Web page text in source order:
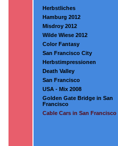
Herbstliches
Hamburg 2012
Misdroy 2012
Wilde Wiese 2012
Color Fantasy
San Francisco City
Herbstimpressionen
Death Valley
San Francisco
USA - Mix 2008
Golden Gate Bridge in San
Francisco
Cable Cars in San Francisco